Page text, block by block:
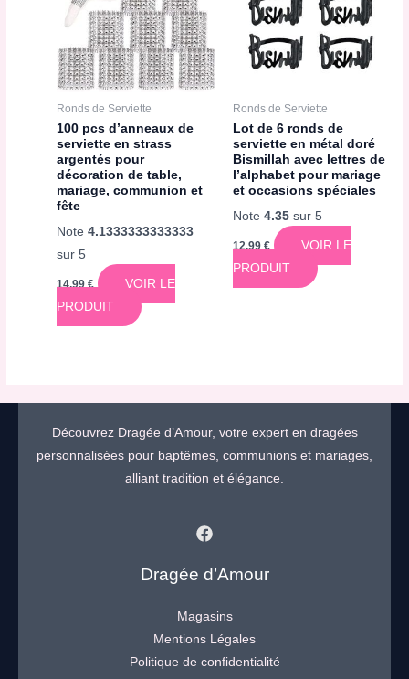
Ronds de Serviette
100 pcs d’anneaux de
serviette en strass
argentés pour
décoration de table,
mariage, communion et
fête
Note4.1333333333333
sur 5
14,99€
VOIR LE
PRODUIT
Ronds de Serviette
Lot de 6 ronds de
serviette en métal doré
Bismillah avec lettres de
l’alphabet pour mariage
et occasions spéciales
Note 4.35sur 5
12,99€
VOIR LE
PRODUIT
Découvrez Dragée d’Amour, votre expert en dragées
personnalisées pour baptêmes, communions et mariages,
alliant tradition et élégance.
Dragée d’Amour
Magasins
Mentions Légales
Politique de confidentialité